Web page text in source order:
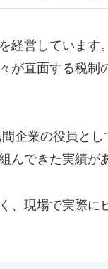
経営しています
が直面する税制
企業の役員と
んできた実績が
、現場で実際に